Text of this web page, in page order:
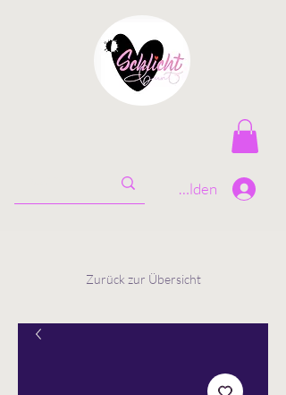
Anmelden
Zurück zur Übersicht